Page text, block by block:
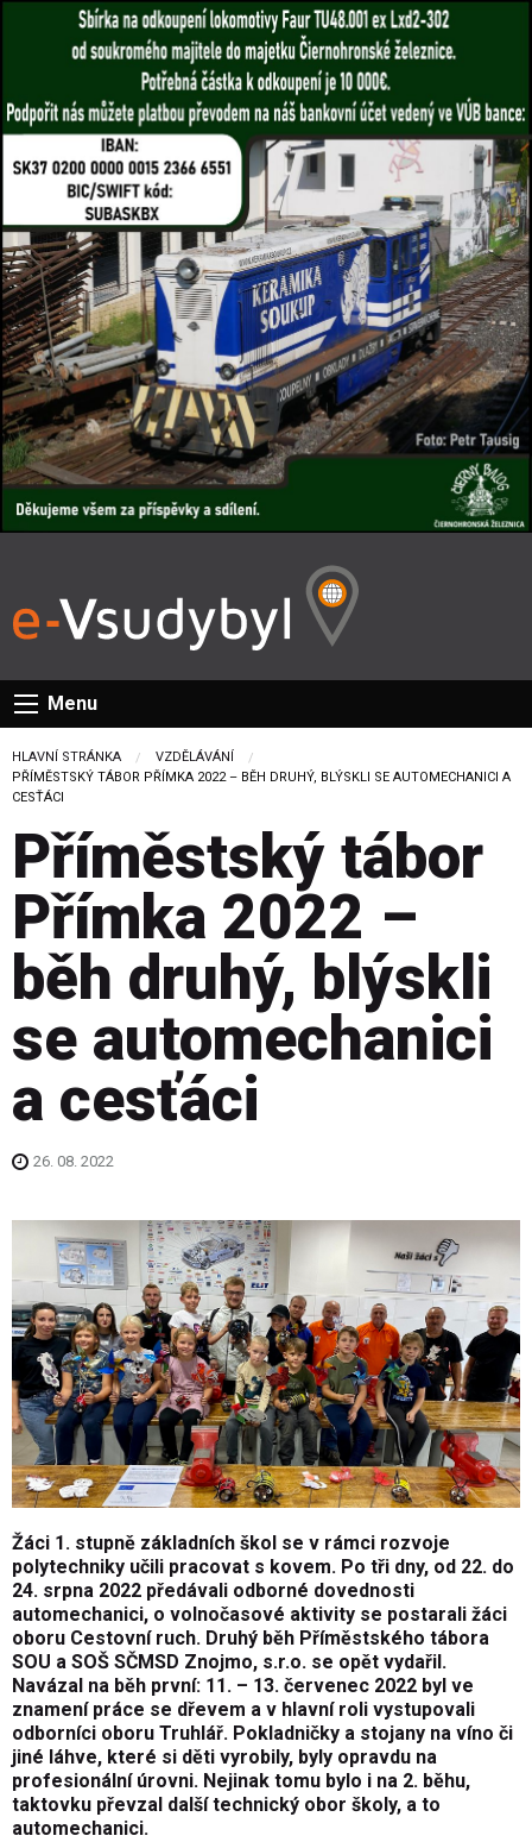
Menu
HLAVNÍ STRÁNKA
VZDĚLÁVÁNÍ
CURRENT:
PŘÍMĚSTSKÝ TÁBOR PŘÍMKA 2022 – BĚH DRUHÝ, BLÝSKLI SE AUTOMECHANICI A
CESŤÁCI
Příměstský tábor
Přímka 2022 –
běh druhý, blýskli
se automechanici
a cesťáci
26. 08. 2022
Žáci 1. stupně základních škol se v rámci rozvoje
polytechniky učili pracovat s kovem. Po tři dny, od 22. do
24. srpna 2022 předávali odborné dovednosti
automechanici, o volnočasové aktivity se postarali žáci
oboru Cestovní ruch. Druhý běh Příměstského tábora
SOU a SOŠ SČMSD Znojmo, s.r.o. se opět vydařil.
Navázal na běh první: 11. – 13. červenec 2022 byl ve
znamení práce se dřevem a v hlavní roli vystupovali
odborníci oboru Truhlář. Pokladničky a stojany na víno či
jiné láhve, které si děti vyrobily, byly opravdu na
profesionální úrovni. Nejinak tomu bylo i na 2. běhu,
taktovku převzal další technický obor školy, a to
automechanici.